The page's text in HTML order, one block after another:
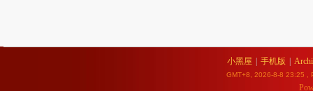
小黑屋 手机版
GMT+8, 2026-8-8 23:25 ,